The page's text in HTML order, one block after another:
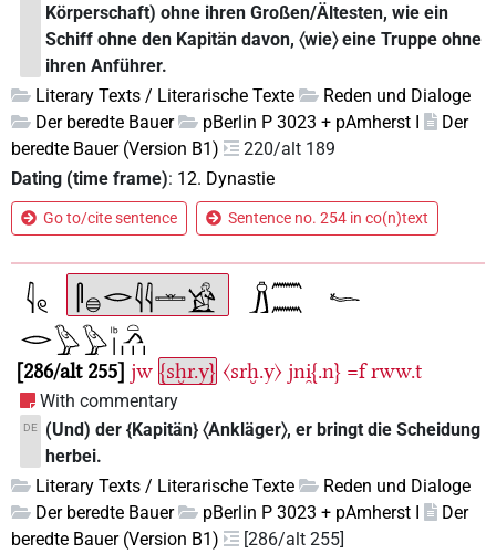
Körperschaft) ohne ihren Großen/Ältesten, wie ein
Schiff ohne den Kapitän davon, 〈wie〉 eine Truppe ohne
ihren Anführer.
Literary Texts / Literarische Texte
Reden und Dialoge
Der beredte Bauer
pBerlin P 3023 + pAmherst I
Der
beredte Bauer (Version B1)
220/alt 189
Dating (time frame): 12. Dynastie
Go to/cite sentence Sentence no. 254 in co(n)text
286/alt 255 jw {sḫr.y} 〈srḫ.y〉 jni̯{.n} =f rww.t
With commentary
DE
(Und) der {Kapitän} 〈Ankläger〉, er bringt die Scheidung
herbei.
Literary Texts / Literarische Texte
Reden und Dialoge
Der beredte Bauer
pBerlin P 3023 + pAmherst I
Der
beredte Bauer (Version B1)
[286/alt 255]